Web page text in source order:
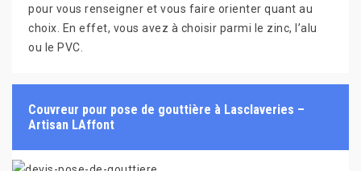
pour vous renseigner et vous faire orienter quant au
choix. En effet, vous avez à choisir parmi le zinc, l’alu
ou le PVC.
Couvreur pour pose de gouttière à Lasclaveries –
Artisan LAffont